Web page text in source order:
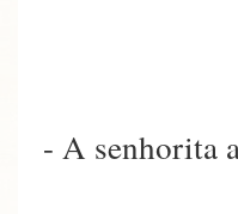
- A senhorita